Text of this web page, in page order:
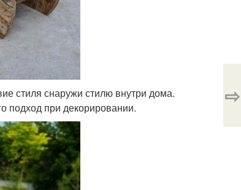
стиля снаружи стилю внутри дома.
подход при декорировании.
⇨